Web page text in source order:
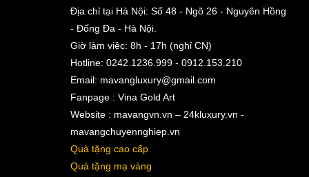
Địa chỉ tại Hà Nội: Số 48 - Ngõ 26 - Nguyên Hồng
- Đống Đa - Hà Nội.
Giờ làm việc: 8h - 17h (nghỉ CN)
Hotline: 0242.1236.999 - 0912.153.210
Email: mavangluxury@gmail.com
Fanpage : Vina Gold Art
Website : mavangvn.vn – 24kluxury.vn -
mavangchuyennghiep.vn
Quà tặng cao cấp
Quà tặng mạ vàng